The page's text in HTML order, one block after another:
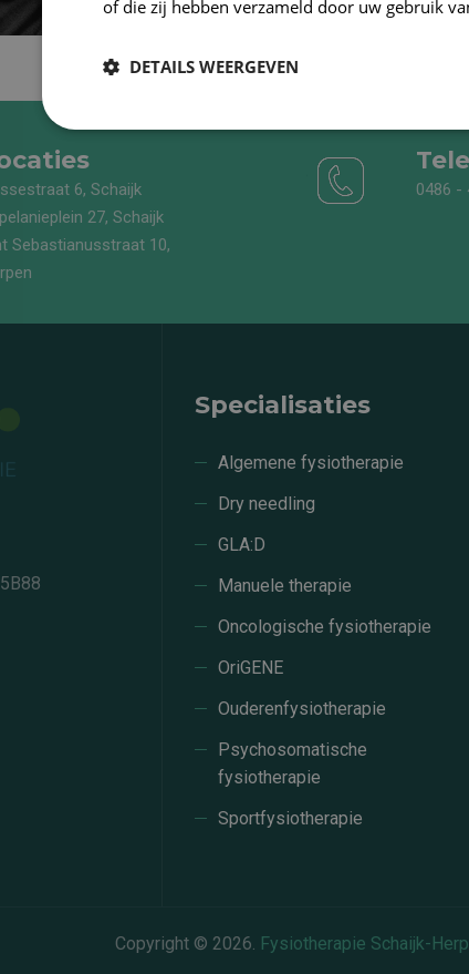
6, Schaijk
27, Schaijk
Sebastianusstraat 10,
0486 -
Specialisaties
Algemene fysiotherapie
Dry needling
GLA:D
Manuele therapie
Oncologische fysiotherapie
OriGENE
Ouderenfysiotherapie
Psychosomatische
fysiotherapie
Sportfysiotherapie
Copyright © 2026. Fysiotherapie Schaijk-
of die zij hebben verzameld door uw gebruik
DETAILS WEERGEVEN